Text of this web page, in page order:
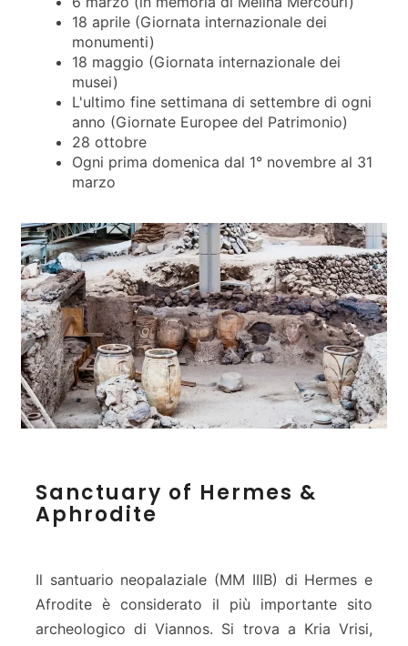
18 aprile (Giornata internazionale dei
monumenti)
18 maggio (Giornata internazionale dei
musei)
L'ultimo fine settimana di settembre di ogni
anno (Giornate Europee del Patrimonio)
28 ottobre
Ogni prima domenica dal 1° novembre al 31
marzo
a
u
a
y
Sanctuary of Hermes &
Aphrodite
Il santuario neopalaziale (MM IIIB) di Hermes e
Afrodite è considerato il più importante sito
archeologico di Viannos. Si trova a Kria Vrisi,